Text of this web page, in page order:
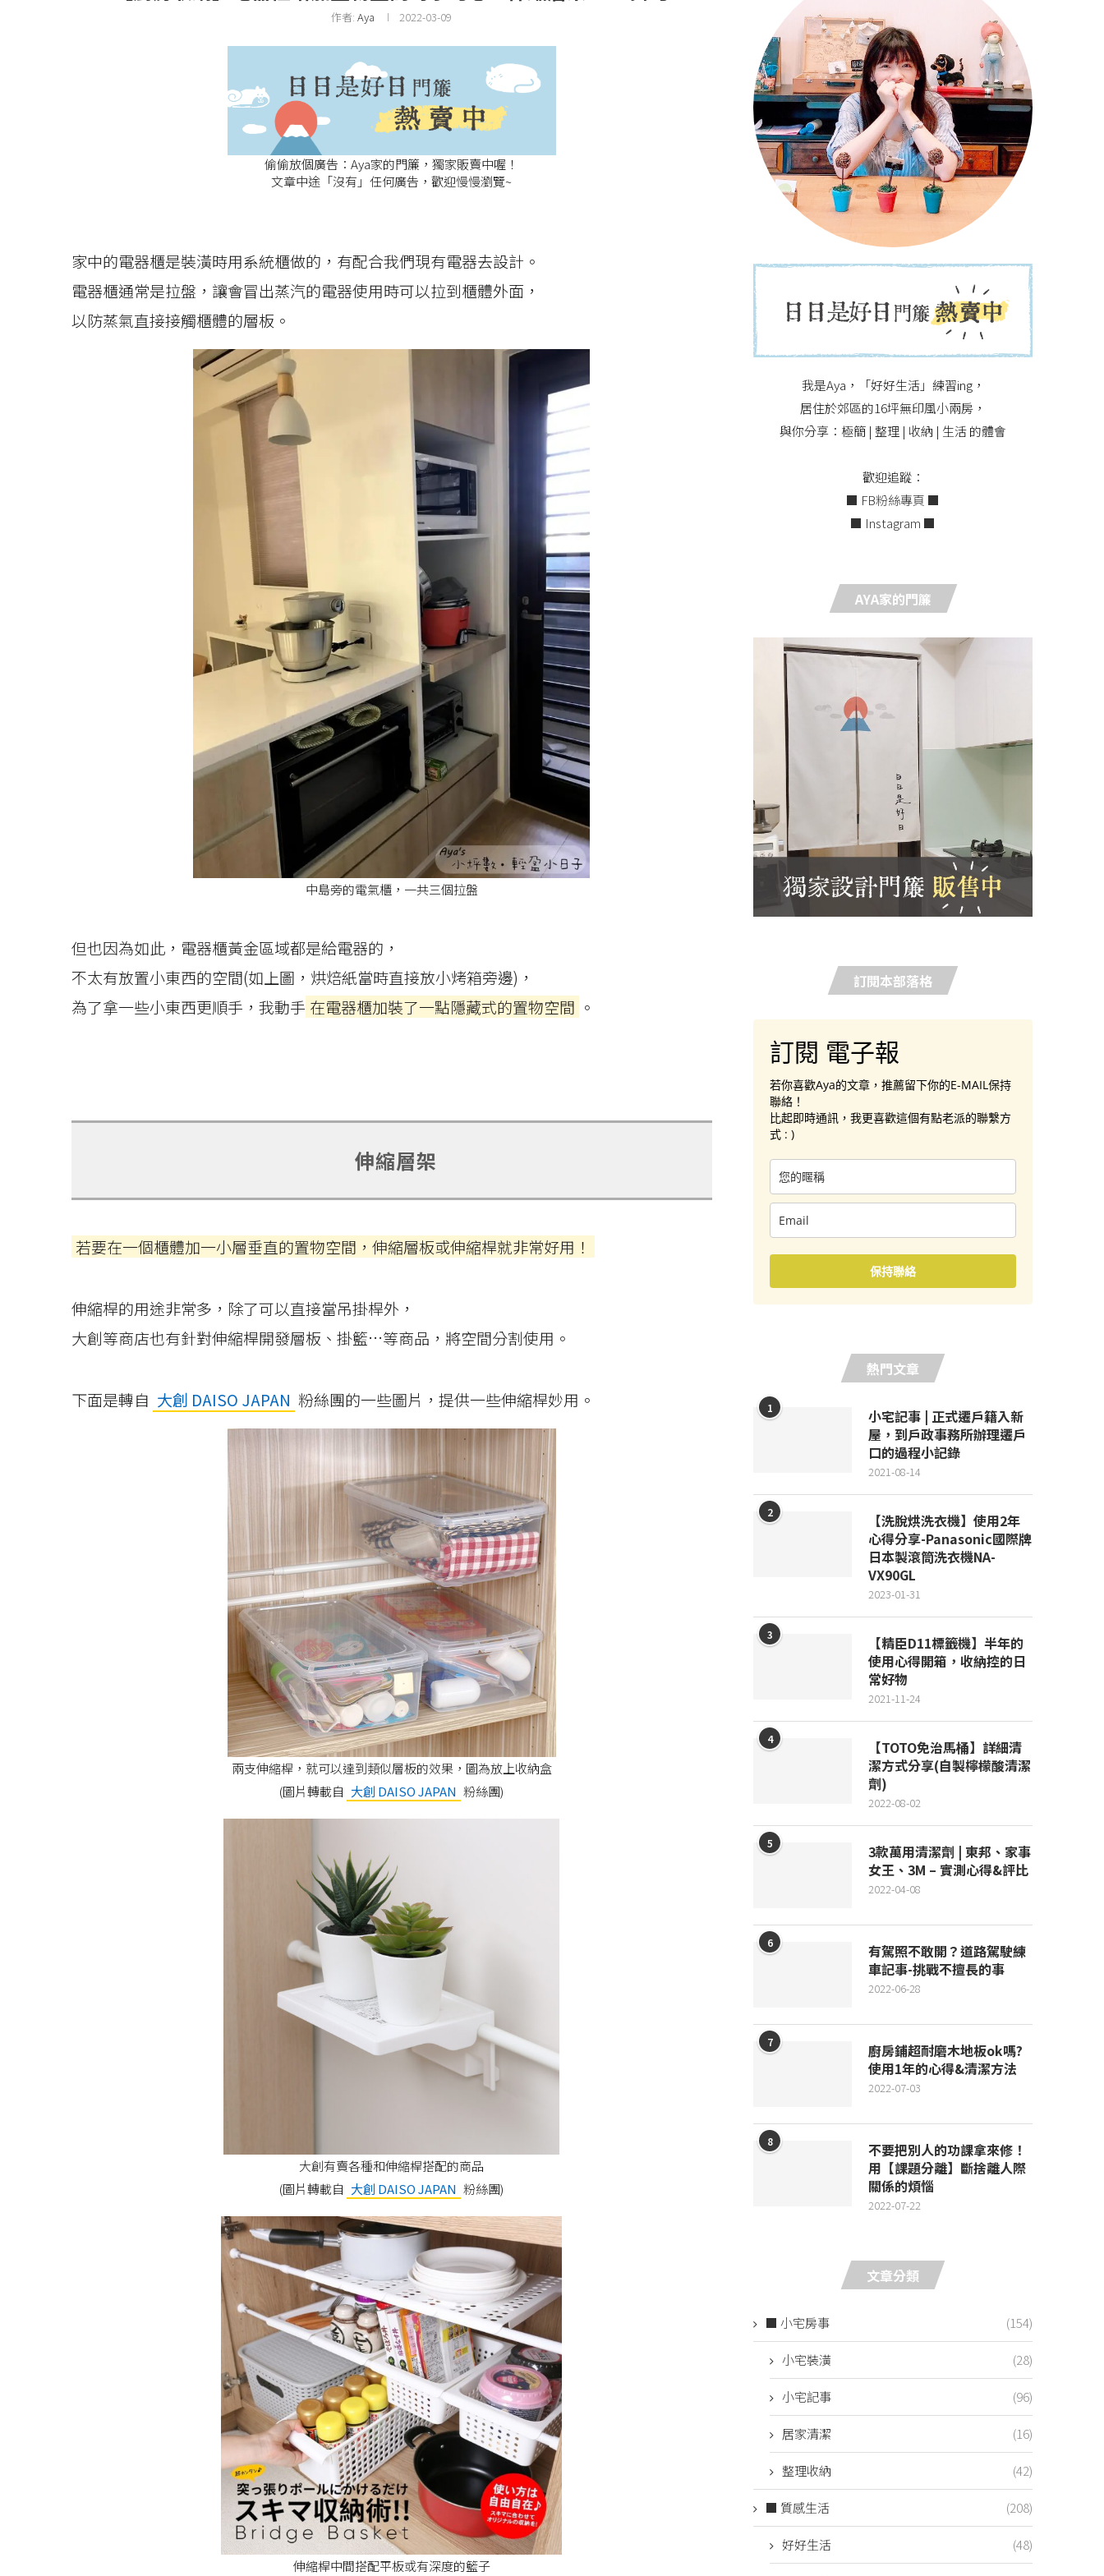
作者:Aya 2022-03-09
偷偷放個廣告：Aya家的門簾，獨家販賣中喔！
文章中途「沒有」任何廣告，歡迎慢慢瀏覽~
家中的電器櫃是裝潢時用系統櫃做的，有配合我們現有電器去設計。
電器櫃通常是拉盤，讓會冒出蒸汽的電器使用時可以拉到櫃體外面，
以防蒸氣直接接觸櫃體的層板。
中島旁的電氣櫃，一共三個拉盤
但也因為如此，電器櫃黃金區域都是給電器的，
不太有放置小東西的空間(如上圖，烘焙紙當時直接放小烤箱旁邊)，
為了拿一些小東西更順手，我動手 在電器櫃加裝了一點隱藏式的置物空間 。
伸縮層架
若要在一個櫃體加一小層垂直的置物空間，伸縮層板或伸縮桿就非常好用！
伸縮桿的用途非常多，除了可以直接當吊掛桿外，
大創等商店也有針對伸縮桿開發層板、掛籃…等商品，將空間分割使用。
下面是轉自 大創 DAISO JAPAN 粉絲團的一些圖片，提供一些伸縮桿妙用。
兩支伸縮桿，就可以達到類似層板的效果，圖為放上收納盒
(圖片轉載自 大創 DAISO JAPAN 粉絲團)
大創有賣各種和伸縮桿搭配的商品
(圖片轉載自 大創 DAISO JAPAN 粉絲團)
伸縮桿中間搭配平板或有深度的籃子
我是Aya，「好好生活」練習ing，
居住於郊區的16坪無印風小兩房，
與你分享：極簡 | 整理 | 收納 | 生活 的體會
歡迎追蹤：
■ FB粉絲專頁 ■
■ Instagram ■
AYA家的門簾
訂閱本部落格
訂閱 電子報
若你喜歡Aya的文章，推薦留下你的E-MAIL保持
聯絡！
比起即時通訊，我更喜歡這個有點老派的聯繫方
式 : )
保持聯絡
熱門文章
1
小宅記事 | 正式遷戶籍入新
屋，到戶政事務所辦理遷戶
口的過程小記錄
2021-08-14
2
【洗脫烘洗衣機】使用2年
心得分享-Panasonic國際牌
日本製滾筒洗衣機NA-
VX90GL
2023-01-31
3
【精臣D11標籤機】半年的
使用心得開箱，收納控的日
常好物
2021-11-24
4
【TOTO免治馬桶】詳細清
潔方式分享(自製檸檬酸清潔
劑)
2022-08-02
5
3款萬用清潔劑 | 東邦、家事
女王、3M – 實測心得&評比
2022-04-08
6
有駕照不敢開？道路駕駛練
車記事-挑戰不擅長的事
2022-06-28
7
廚房鋪超耐磨木地板ok嗎?
使用1年的心得&清潔方法
2022-07-03
8
不要把別人的功課拿來修！
用【課題分離】斷捨離人際
關係的煩惱
2022-07-22
文章分類
■ 小宅房事 (154)
小宅裝潢 (28)
小宅記事 (96)
居家清潔 (16)
整理收納 (42)
■ 質感生活 (208)
好好生活 (48)